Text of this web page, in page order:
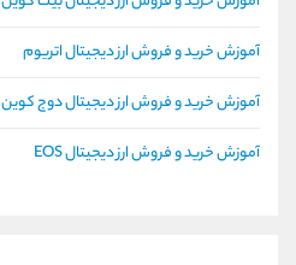
آموزش خرید و فروش ارز دیجیتال اتریوم
آموزش خرید و فروش ارز دیجیتال دوج کوین
آموزش خرید و فروش ارز دیجیتال EOS